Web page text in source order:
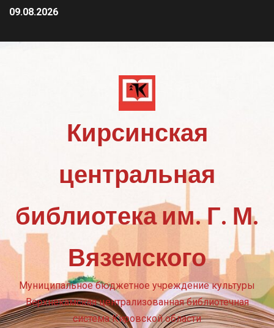
09.08.2026
Кирсинская
центральная
библиотека им. Г. М.
Вяземского
Муниципальное бюджетное учреждение культуры
Верхнекамская централизованная библиотечная
система Кировской области